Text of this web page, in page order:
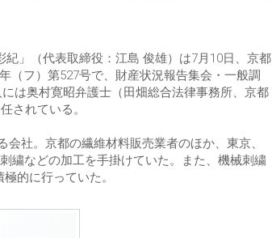
」（代表取締役：江島 俊雄）は7月10日、京都
（フ）第527号で、財産状況報告集会・一般調
は奥村寛昭弁護士（田畑総合法律事務所、京都
されている。
社。京都の繊維材料販売業者のほか、東京、
繍などの加工を手掛けていた。また、機械刺繍
的に行っていた。